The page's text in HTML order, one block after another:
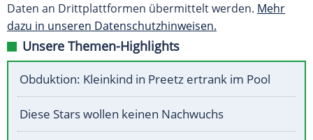
Daten an Drittplattformen übermittelt werden. Mehr
dazu in unseren Datenschutzhinweisen.
Unsere Themen-Highlights
Obduktion: Kleinkind in Preetz ertrank im Pool
Diese Stars wollen keinen Nachwuchs